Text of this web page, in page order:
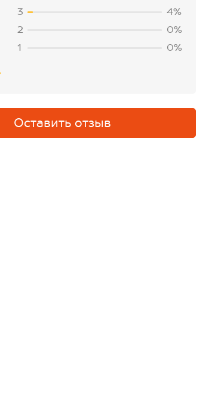
3
4%
2
0%
1
0%
Оставить отзыв